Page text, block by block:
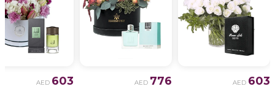
AED 603
AED 776
AED 603